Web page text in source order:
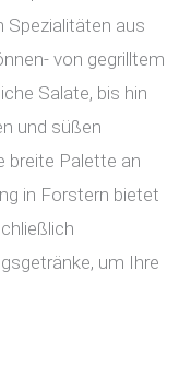
Spezialitäten aus
von gegrilltem
Salate, bis hin
und süßen
breite Palette an
in Forstern bietet
um Ihre